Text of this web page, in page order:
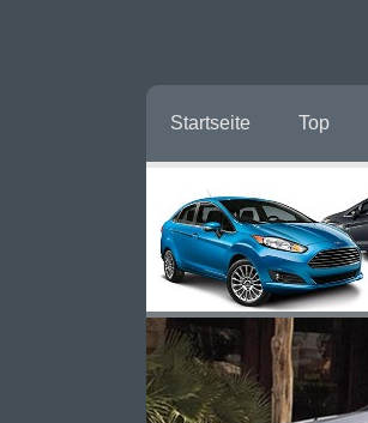
Startseite Top